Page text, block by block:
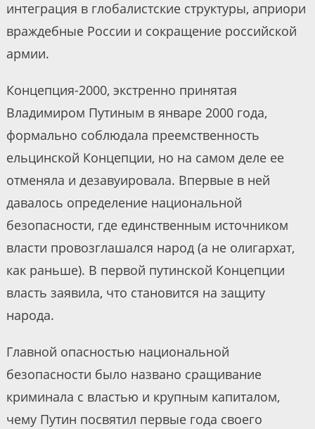
интеграция в глобалистские структуры, априори
враждебные России и сокращение российской
армии.
Концепция-2000, экстренно принятая
Владимиром Путиным в январе 2000 года,
формально соблюдала преемственность
ельцинской Концепции, но на самом деле ее
отменяла и дезавуировала. Впервые в ней
давалось определение национальной
безопасности, где единственным источником
власти провозглашался народ (а не олигархат,
как раньше). В первой путинской Концепции
власть заявила, что становится на защиту
народа.
Главной опасностью национальной
безопасности было названо сращивание
криминала с властью и крупным капиталом,
чему Путин посвятил первые года своего